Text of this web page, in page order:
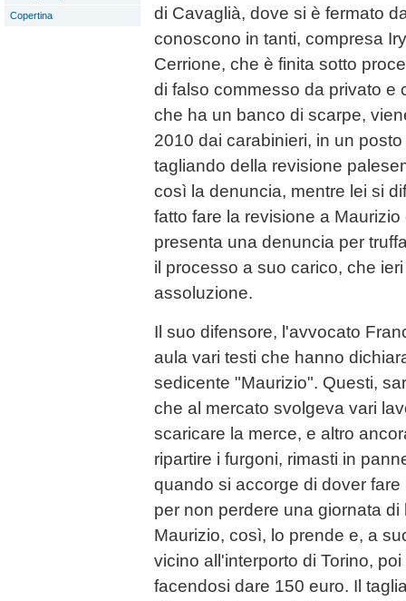
Copertina
di Cavaglià, dove si è fermato
conoscono in tanti, compresa
Cerrione, che è finita sotto
di falso commesso da privato e
che ha un banco di scarpe,
2010 dai carabinieri, in un
tagliando della revisione
così la denuncia, mentre lei si
fatto fare la revisione a
presenta una denuncia per
il processo a suo carico, che
assoluzione.
Il suo difensore, l'avvocato
aula vari testi che hanno
sedicente "Maurizio". Questi,
che al mercato svolgeva vari
scaricare la merce, e altro
ripartire i furgoni, rimasti in
quando si accorge di dover
per non perdere una giornata di
Maurizio, così, lo prende e, a
vicino all'interporto di Torino,
facendosi dare 150 euro. Il